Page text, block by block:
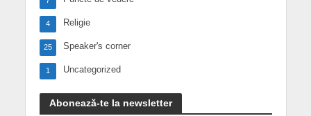
Religie
4
Speaker's corner
25
Uncategorized
1
Abonează-te la newsletter